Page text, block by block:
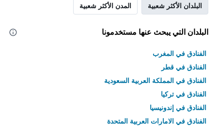
البلدان الأكثر شعبية المدن الأكثر شعبية
البلدان التي يبحث عنها مستخدمونا
الفنادق في المغرب
الفنادق في قطر
الفنادق في المملكة العربية السعودية
الفنادق في تركيا
الفنادق في إندونيسيا
الفنادق في الامارات العربية المتحدة